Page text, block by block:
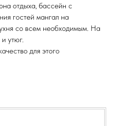
отдыха, бассейн с
гостей мангал на
со всем необходимым. На
утюг.
для этого